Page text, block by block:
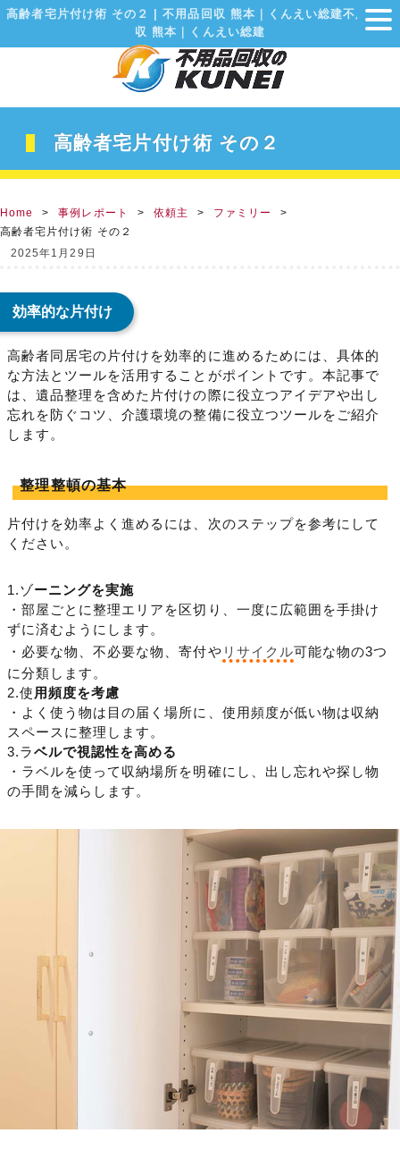
高齢者宅片付け術 その２ | 不用品回収 熊本｜くんえい総建不用品回
収 熊本｜くんえい総建
Home 事例レポート 依頼主
ファミリー
高齢者宅片付け術 その２
高齢者宅片付け術 その２
2025年1月29日
効率的な片付け
高齢者同居宅の片付けを効率的に進めるためには、具体的
な方法とツールを活用することがポイントです。本記事で
は、遺品整理を含めた片付けの際に役立つアイデアや出し
忘れを防ぐコツ、介護環境の整備に役立つツールをご紹介
します。
整理整頓の基本
片付けを効率よく進めるには、次のステップを参考にして
ください。
1.ゾーニングを実施
・部屋ごとに整理エリアを区切り、一度に広範囲を手掛け
ずに済むようにします。
・必要な物、不必要な物、寄付や リサイクル可能な物の3つ
に分類します。
2.使 用頻度を考慮
・よく使う物は目の届く場所に、使用頻度が低い物は収納
スペースに整理します。
3.ラベルで視認性を高める
・ラベルを使って収納場所を明確にし、出し忘れや探し物
の手間を減らします。